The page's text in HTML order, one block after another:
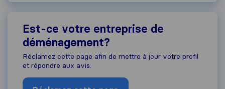
Est-ce votre entreprise de
déménagement?
Réclamez cette page afin de mettre à jour votre profil
et répondre aux avis.